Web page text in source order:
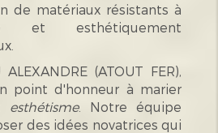
de matériaux résistants à
et esthétiquement
(ATOUT FER),
point d'honneur à marier
esthétisme. Notre équipe
des idées novatrices qui